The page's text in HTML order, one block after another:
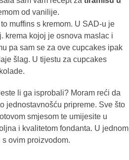
od vanilije.
muffins s kremom. U SAD-u je
krema kojoj je osnova maslac i
pa sam se za ove cupcakes ipak
šlag. U tijestu za cupcakes
li ga isprobali? Moram reći da
jednostavnošću pripreme. Sve što
smjesom te umijesite u
i kvalitetom fondanta. U jednom
ovim proizvodom.